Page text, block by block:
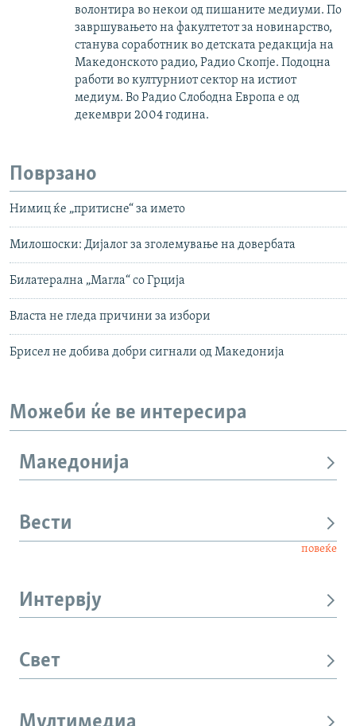
волонтира во некои од пишаните медиуми. По
завршувањето на факултетот за новинарство,
станува соработник во детската редакција на
Македонското радио, Радио Скопје. Подоцна
работи во културниот сектор на истиот
медиум. Во Радио Слободна Европа е од
декември 2004 година.
Поврзано
Нимиц ќе „притисне“ за името
Милошоски: Дијалог за зголемување на довербата
Билатерална „Магла“ со Грција
Власта не гледа причини за избори
Брисел не добива добри сигнали од Македонија
Можеби ќе ве интересира
Македонија
Вести
повеќе
Интервју
Свет